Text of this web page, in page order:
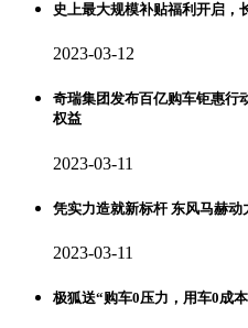
史上最大规模补贴福利开启，
2023-03-12
奇瑞集团发布百亿购车钜惠行
权益
2023-03-11
凭实力造就新标杆 东风马赫动
2023-03-11
极狐送“购车0压力，用车0成